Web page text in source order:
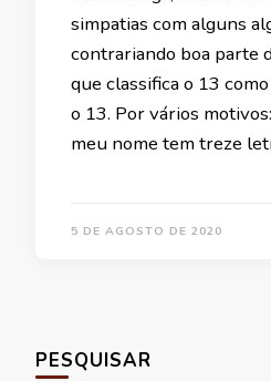
simpatias com alguns
contrariando boa parte
que classifica o 13
o 13. Por vários
meu nome tem treze
5 DE AGOSTO DE 2020
PESQUISAR